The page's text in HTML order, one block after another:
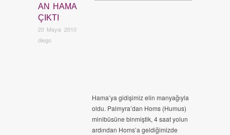
AN HAMA
ÇIKTI
20 Mayıs 2010
diego
Hama’ya gidişimiz elin manyağıyla
oldu. Palmyra’dan Homs (Humus)
minibüsüne binmiştik, 4 saat yolun
ardından Homs’a geldiğimizde